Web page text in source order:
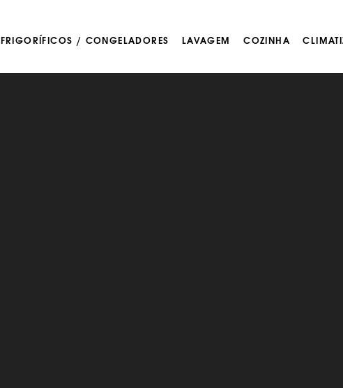
FRIGORÍFICOS / CONGELADORES LAVAGEM COZINHA